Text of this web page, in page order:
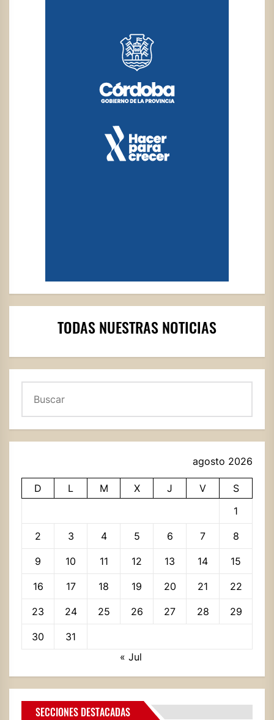
TODAS NUESTRAS NOTICIAS
agosto 2026
D L M X J V
S
1
2 3 4 5 6 7 8
9 10 11 12 13 14 15
16 17 18 19 20 21 22
23 24 25 26 27 28 29
30
31
« Jul
SECCIONES DESTACADAS